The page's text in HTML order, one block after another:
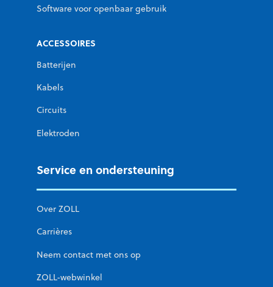
Software voor openbaar gebruik
ACCESSOIRES
Batterijen
Kabels
Circuits
Elektroden
Service en ondersteuning
Over ZOLL
Carrières
Neem contact met ons op
ZOLL-webwinkel